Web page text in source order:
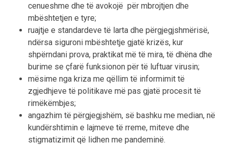
cenueshme dhe të avokojë për mbrojtjen dhe
mbështetjen e tyre;
ruajtje e standardeve të larta dhe përgjegjshmërisë,
ndërsa siguroni mbështetje gjatë krizës, kur
shpërndani prova, praktikat më të mira, të dhëna dhe
burime se çfarë funksionon për të luftuar virusin;
mësime nga kriza me qëllim të informimit të
zgjedhjeve të politikave më pas gjatë procesit të
rimëkëmbjes;
angazhim të përgjegjshëm, së bashku me median, në
kundërshtimin e lajmeve të rreme, miteve dhe
stigmatizimit që lidhen me pandeminë.